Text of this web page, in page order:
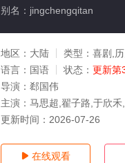
别名：jingchengqitan
地区： 大陆 类型： 喜剧,
语言： 国语 状态： 更新第
导演： 郄国伟
主演： 马思超,翟子路,于欣
更新时间： 2026-07-26
 在线观看